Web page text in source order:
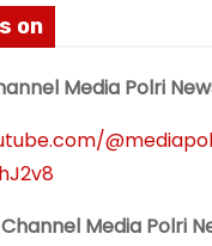
on
Media Polri
Media Polri